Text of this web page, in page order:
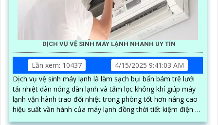
DỊCH VỤ VỆ SINH MÁY LẠNH NHANH UY TÍN
Lần xem: 10437
4/15/2025 9:41:03 AM
Dịch vụ vệ sinh máy lạnh là làm sạch bụi bẩn bám trê lưới
tải nhiệt dàn nóng dàn lạnh và tấm lọc không khí giúp máy
lạnh vận hành trao đổi nhiệt trong phòng tốt hơn nâng cao
hiệu suất vần hành của máy lạnh đồng thời tiết kiệm điện và
tạo không khí trong lành chống mùi hôi